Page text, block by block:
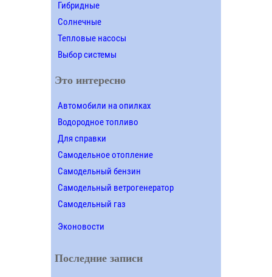
Гибридные
Солнечные
Тепловые насосы
Выбор системы
Это интересно
Автомобили на опилках
Водородное топливо
Для справки
Самодельное отопление
Самодельный бензин
Самодельный ветрогенератор
Самодельный газ
Эконовости
Последние записи